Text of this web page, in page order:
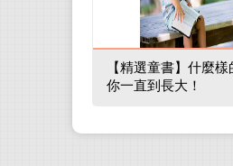
【精選童書】什麼
你一直到長大！